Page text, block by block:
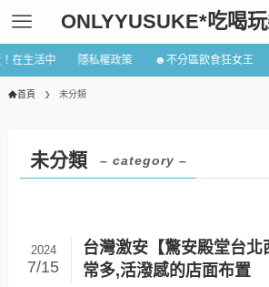
ONLYYUSUKE*吃喝
在生活中 隱私權政策 ☻不分區飲食狂女王
首頁 未分類
未分類 – category –
台灣激安【驚安殿堂台北
常多,活潑感的店面布置
2024
7/15